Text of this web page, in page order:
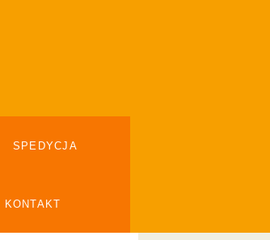
SPEDYCJA
KONTAKT